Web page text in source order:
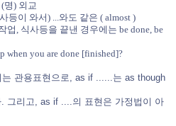
명) 외교
등이 와서) ...와도 같은 ( almost )
업, 식사등을 끝낸 경우에는 be done, be
are done [finished]?
관용표현으로, as if ......는 as though
그리고, as if ....의 표현은 가정법이 아